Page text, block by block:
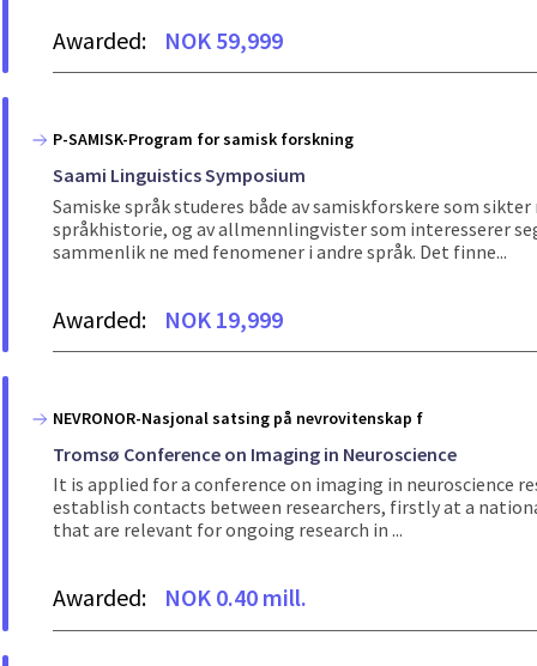
Awarded: NOK 59,999
P-SAMISK-Program for samisk forskning
Saami Linguistics Symposium
Samiske språk studeres både av samiskforskere som
språkhistorie, og av allmennlingvister som interesserer
sammenlik ne med fenomener i andre språk. Det finne...
Awarded: NOK 19,999
NEVRONOR-Nasjonal satsing på nevrovitenskap f
Tromsø Conference on Imaging in Neuroscience
It is applied for a conference on imaging in neuroscience
establish contacts between researchers, firstly at a
that are relevant for ongoing research in ...
Awarded: NOK 0.40 mill.